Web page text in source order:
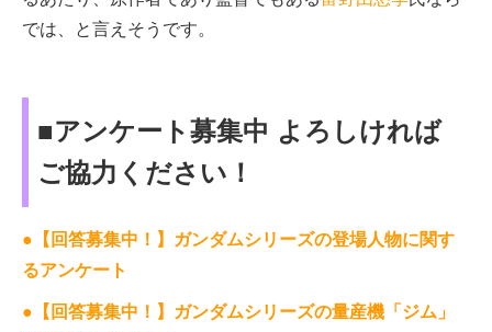
では、と言えそうです。
■アンケート募集中 よろしければ
ご協力ください！
●【回答募集中！】ガンダムシリーズの登場人物に関す
るアンケート
●【回答募集中！】ガンダムシリーズの量産機「ジム」